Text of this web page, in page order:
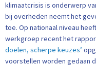
klimaatcrisis is onderwerp
bij overheden neemt het
toe. Op nationaal niveau
werkgroep recent het
doelen, scherpe keuzes’
voorstellen worden gedaan